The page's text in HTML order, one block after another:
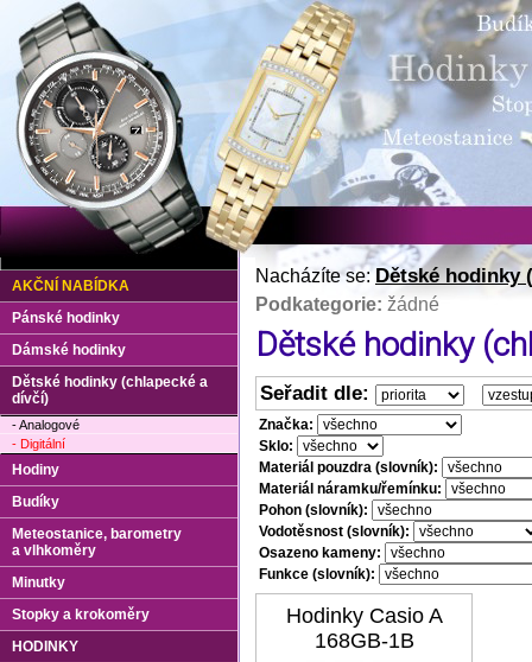
Nacházíte se:Dětské hodinky
Podkategorie: žádné
Dětské hodinky
Seřadit dle:
Značka:
Sklo:
Materiál pouzdra (slovník):
Materiál náramku/řemínku:
Pohon (slovník):
Vodotěsnost (slovník):
Osazeno kameny:
Funkce (slovník):
Hodinky Casio A
168GB-1B
AKČNÍ NABÍDKA
Pánské hodinky
Dámské hodinky
Dětské hodinky (chlapecké a
dívčí)
- Analogové
- Digitální
Hodiny
Budíky
Meteostanice, barometry
a vlhkoměry
Minutky
Stopky a krokoměry
HODINKY